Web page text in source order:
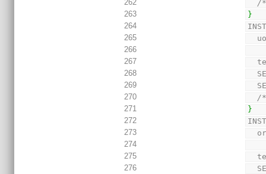
262
/
263
}
264
265
266
267
268
269
270
/
271
}
272
273
274
275
276